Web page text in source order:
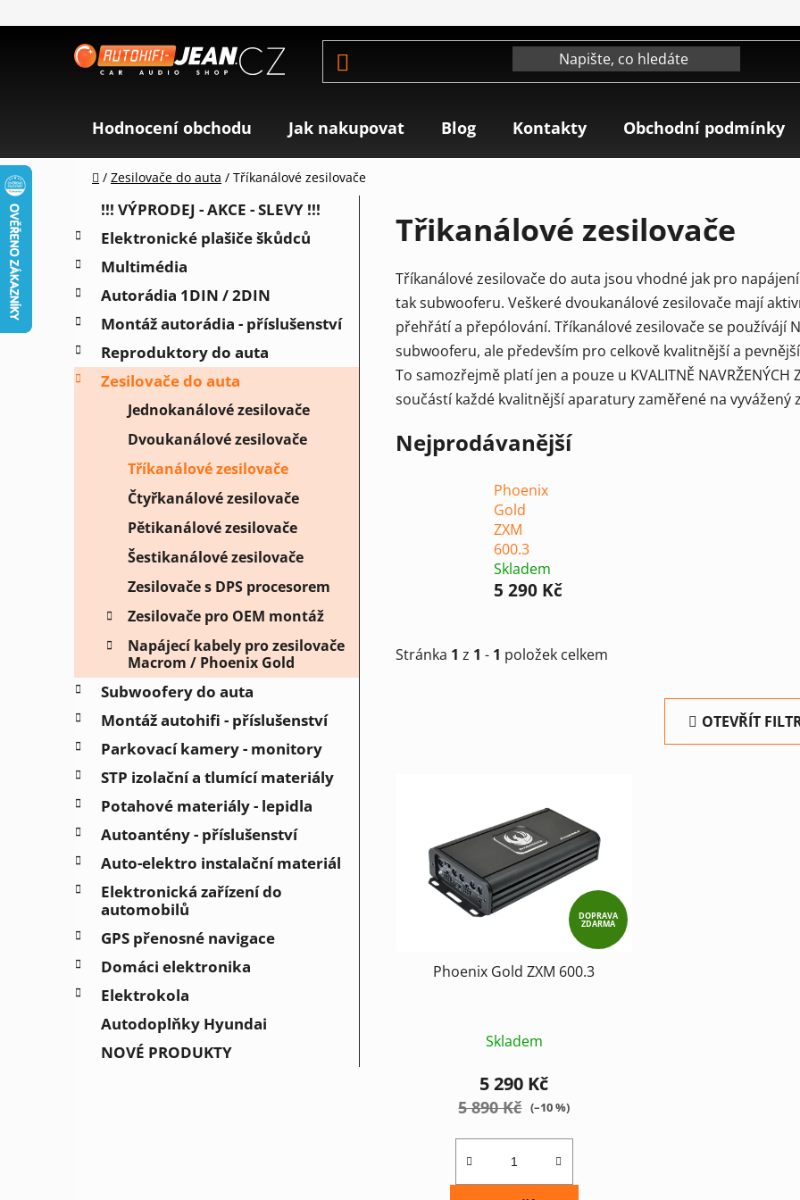
na
Hodnocení obchodu Jak nakupovat Blog Kontakty Obchodní podmínky
Domů
/ Zesilovače do auta / Tříkanálové zesilovače
o
s
t
r
a
n
n
í
Přeskočit
t
e
g
o
r
i
e
!!! VÝPRODEJ - AKCE - SLEVY !!!
Elektronické plašiče škůdců
Multimédia
Autorádia 1DIN / 2DIN
Montáž autorádia - příslušenství
Reproduktory do auta
Zesilovače do auta
Jednokanálové zesilovače
Dvoukanálové zesilovače
Tříkanálové zesilovače
Čtyřkanálové zesilovače
Pětikanálové zesilovače
Šestikanálové zesilovače
Zesilovače s DPS procesorem
Zesilovače pro OEM montáž
Napájecí kabely pro zesilovače
Macrom / Phoenix Gold
Subwoofery do auta
Montáž autohifi - příslušenství
Parkovací kamery - monitory
STP izolační a tlumící materiály
Potahové materiály - lepidla
Autoantény - příslušenství
Auto-elektro instalační materiál
Elektronická zařízení do
automobilů
GPS přenosné navigace
Domáci elektronika
Elektrokola
Autodoplňky Hyundai
NOVÉ PRODUKTY
Třikanálové zesilovače
Tříkanálové zesilovače do auta jsou vhodné jak pro
tak subwooferu. Veškeré dvoukanálové zesilovače mají
přehřátí a přepólování. Tříkanálové zesilovače se používájí
subwooferu, ale především pro celkově kvalitnější a
To samozřejmě platí jen a pouze u KVALITNĚ NAVRŽENÝCH
součástí každé kvalitnější aparatury zaměřené na
Nejprodávanější
Phoenix
Gold
ZXM
600.3
Skladem
5 290 Kč
Stránka 1 z 1 - 1 položek celkem
OTEVŘÍT
DOPRAVA
ZDARMA
Phoenix Gold ZXM 600.3
Skladem
5 290 Kč
5 890 Kč (–10 %)